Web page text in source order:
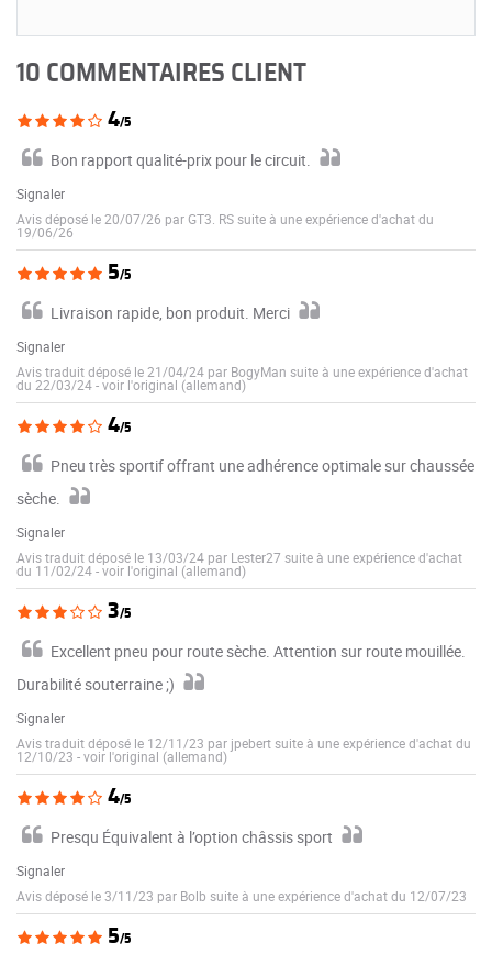
10 COMMENTAIRES CLIENT
4/5
Bon rapport qualité-prix pour le circuit.
Signaler
Avis déposé le 20/07/26 par GT3. RS suite à une expérience d'achat du
19/06/26
5/5
Livraison rapide, bon produit. Merci
Signaler
Avis traduit déposé le 21/04/24 par BogyMan suite à une expérience d'achat
du 22/03/24-voir l'original (allemand)
4/5
Pneu très sportif offrant une adhérence optimale sur chaussée
sèche.
Signaler
Avis traduit déposé le 13/03/24 par Lester27 suite à une expérience d'achat
du 11/02/24-voir l'original (allemand)
3/5
Excellent pneu pour route sèche. Attention sur route mouillée.
Durabilité souterraine ;)
Signaler
Avis traduit déposé le 12/11/23 par jpebert suite à une expérience d'achat du
12/10/23 -voir l'original (allemand)
4/5
Presqu Équivalent à l’option châssis sport
Signaler
Avis déposé le 3/11/23 par Bolb suite à une expérience d'achat du 12/07/23
5/5